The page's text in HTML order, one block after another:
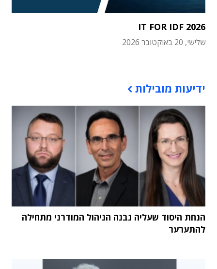
IT FOR IDF 2026
שלישי, 20 באוקטובר 2026
ידיעות מובילות
הנחת היסוד שעליה נבנה הניהול המודרני מתחילה
להתערער